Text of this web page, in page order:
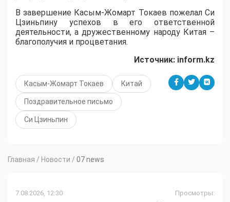
В завершение Касым-Жомарт Токаев пожелал Си
Цзиньпину успехов в его ответственной
деятельности, а дружественному народу Китая –
благополучия и процветания.
Источник: inform.kz
Касым-Жомарт Токаев Китай
Поздравительное письмо
Си Цзиньпин
Главная / Новости / 07 news
7.08.2026, 12:30 Просмотры: